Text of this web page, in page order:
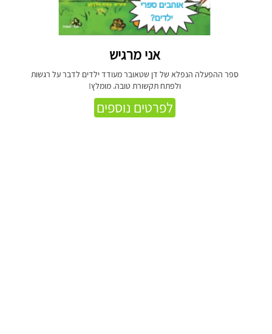
אני מרגיש
ספר ההפעלה הנפלא של דן שטאובר מעודד ילדים לדבר על רגשות
ולפתח תקשורת טובה. מומלץ!
לפרטים נוספים